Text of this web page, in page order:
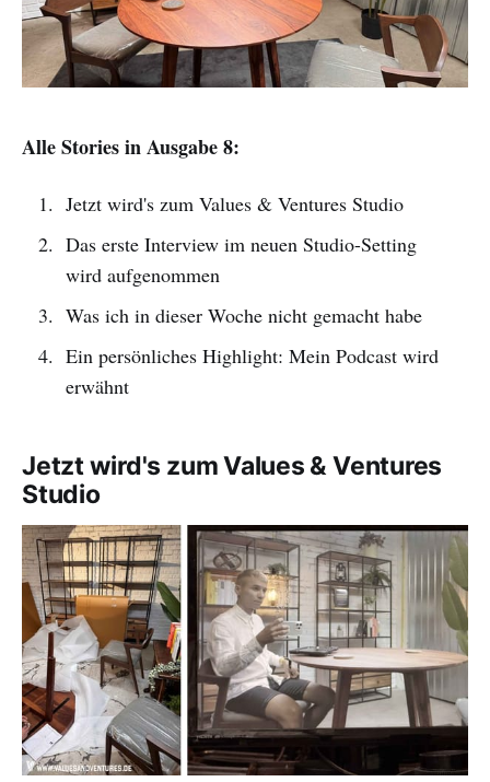
Alle Stories in Ausgabe 8:
Jetzt wird's zum Values & Ventures Studio
Das erste Interview im neuen Studio-Setting
wird aufgenommen
Was ich in dieser Woche nicht gemacht habe
Ein persönliches Highlight: Mein Podcast wird
erwähnt
Jetzt wird's zum Values & Ventures
Studio